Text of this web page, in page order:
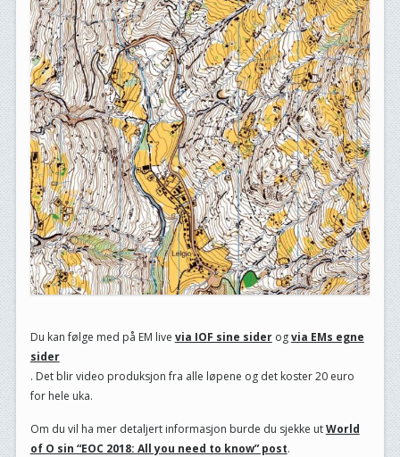
Du kan følge med på EM live via IOF sine siderogvia EMs egne
sider
. Det blir video produksjon fra alle løpene og det koster 20 euro
for hele uka.
Om du vil ha mer detaljert informasjon burde du sjekke utWorld
of O sin “EOC 2018: All you need to know” post.